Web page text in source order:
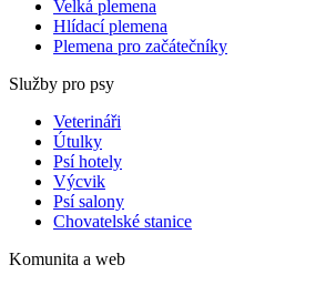
Velká plemena
Hlídací plemena
Plemena pro začátečníky
Služby pro psy
Veterináři
Útulky
Psí hotely
Výcvik
Psí salony
Chovatelské stanice
Komunita a web